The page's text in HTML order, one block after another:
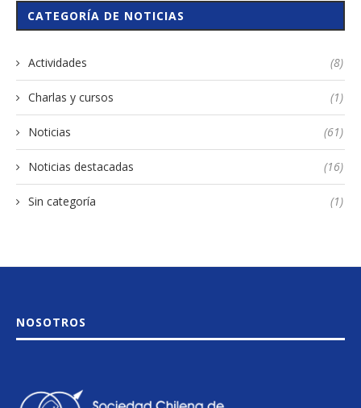
CATEGORÍA DE NOTICIAS
Actividades (8)
Charlas y cursos (1)
Noticias (61)
Noticias destacadas (16)
Sin categoría (1)
NOSOTROS